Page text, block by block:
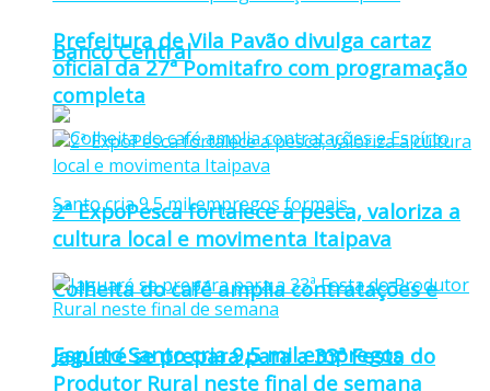
Banco Central
Colheita do café amplia contratações e
Espírto Santo cria 9,5 mil empregos
Prefeitura de Vila Pavão divulga cartaz
oficial da 27ª Pomitafro com programação
completa
2ª ExpoPesca fortalece a pesca, valoriza a
cultura local e movimenta Itaipava
Jaguaré se prepara para a 33ª Festa do
Produtor Rural neste final de semana